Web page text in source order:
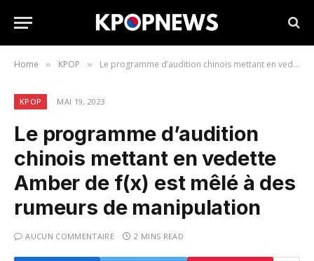
Home » KPOP » Le programme d’audition chinois mettant en vedette Amber de f(x) est mêlé à des rumeurs de manipulation
KPOP MAI 19, 2023
Le programme d’audition
chinois mettant en vedette
Amber de f(x) est mêlé à des
rumeurs de manipulation
AUCUN COMMENTAIRE 2 MINS READ